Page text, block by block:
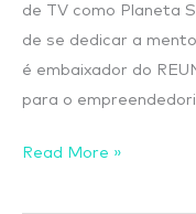
de TV como Planeta
de se dedicar a
é embaixador do
para o
Read More »